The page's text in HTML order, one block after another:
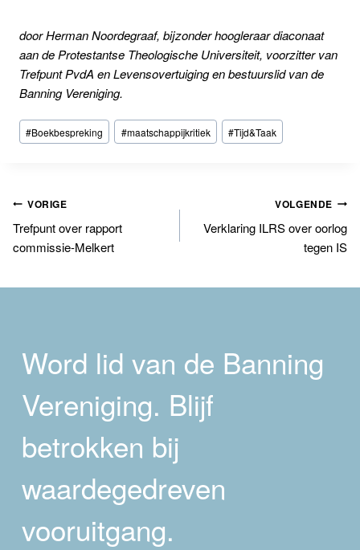
door Herman Noordegraaf, bijzonder hoogleraar diaconaat
aan de Protestantse Theologische Universiteit, voorzitter van
Trefpunt PvdA en Levensovertuiging en bestuurslid van de
Banning Vereniging.
Bericht
tags:
#Boekbespreking #maatschappijkritiek #Tijd&Taak
Bericht
navigatie
VORIGE
Trefpunt over rapport
commissie-Melkert
VOLGENDE
Verklaring ILRS over oorlog
tegen IS
Word lid van de Banning
Vereniging. Blijf
betrokken bij
waardegedreven
vooruitgang.